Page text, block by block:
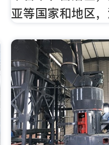
亚等国家和地区